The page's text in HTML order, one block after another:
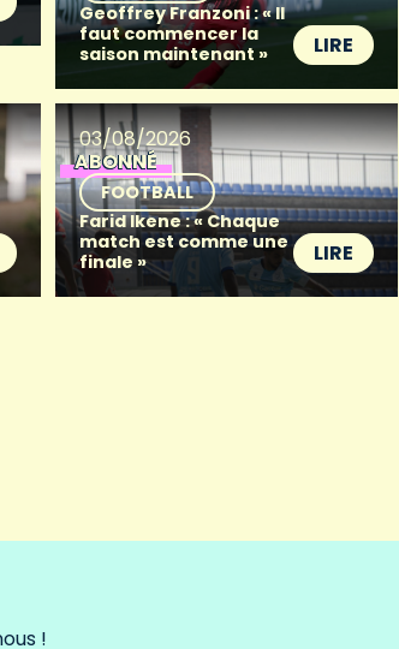
Geoffrey Franzoni : « Il
faut commencer la
saison maintenant »
LIRE
03/08/2026
ABONNÉ
FOOTBALL
Farid Ikene : « Chaque
match est comme une
finale »
LIRE
!